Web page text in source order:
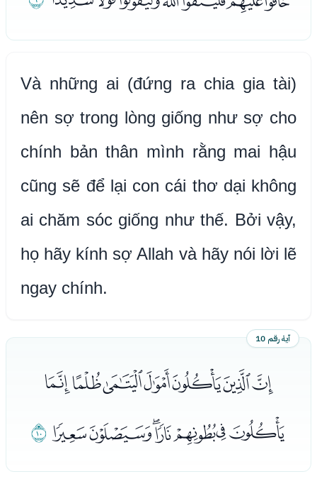
Và những ai (đứng ra chia gia tài)
nên sợ trong lòng giống như sợ cho
chính bản thân mình rằng mai hậu
cũng sẽ để lại con cái thơ dại không
ai chăm sóc giống như thế. Bởi vậy,
họ hãy kính sợ Allah và hãy nói lời lẽ
ngay chính.
آية رقم 10
ﮄﮅﮆﮇﮈﮉﮊ
ﮋﮌﮍﮎﮏﮐﮑﮒ